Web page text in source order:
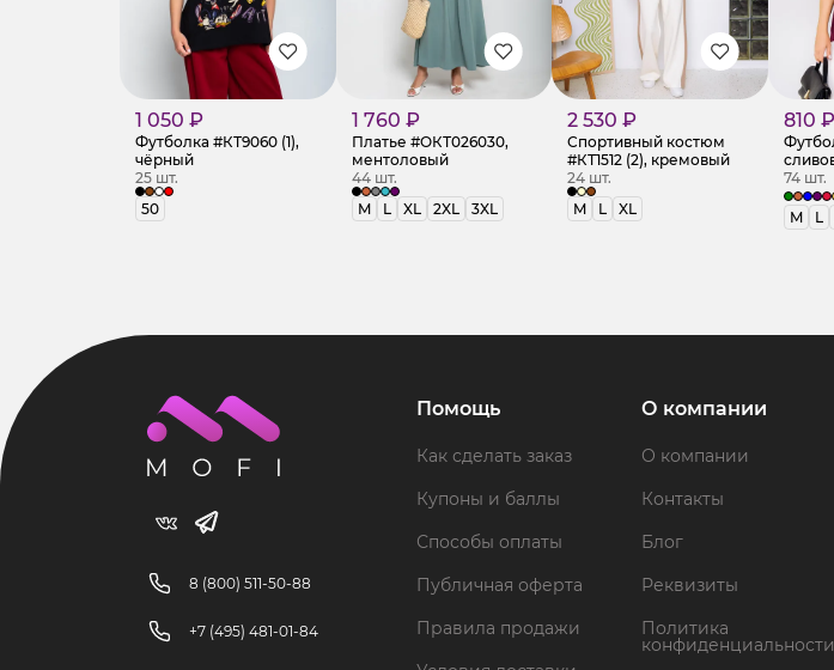
1 050 ₽
Футболка #КТ9060 (1),
чёрный
25 шт.
50
1 760 ₽
Платье #ОКТ026030,
ментоловый
44 шт.
M
L XL 2XL 3XL
2 530 ₽
Спортивный костюм
#КТ1512 (2), кремовый
24 шт.
M
L XL
810 ₽
74 шт.
M
L
8 (800) 511-50-88
+7 (495) 481-01-84
Помощь
Как сделать заказ
Купоны и баллы
Способы оплаты
Публичная оферта
Правила продажи
О компании
О компании
Контакты
Блог
Реквизиты
Политика
конфиденциальности